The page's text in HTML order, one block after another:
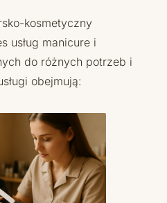
kosmetyczny
usług manicure i
do różnych potrzeb i
obejmują: